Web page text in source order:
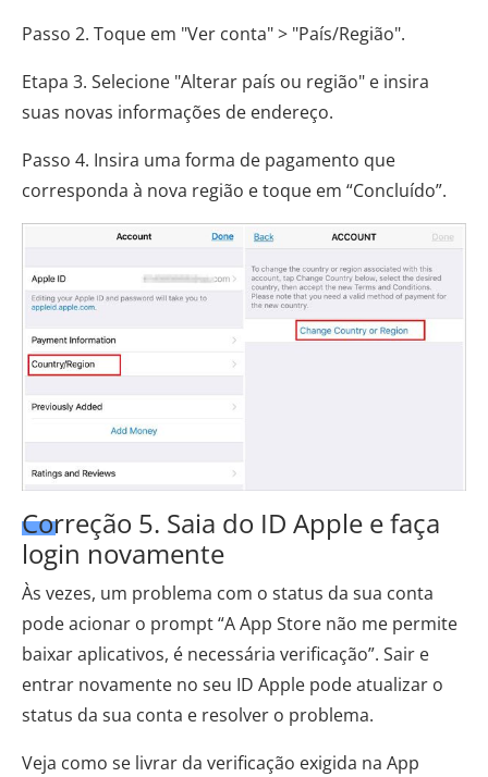
Passo 2. Toque em "Ver conta" > "País/Região".
Etapa 3. Selecione "Alterar país ou região" e insira
suas novas informações de endereço.
Passo 4. Insira uma forma de pagamento que
corresponda à nova região e toque em “Concluído”.
Correção 5. Saia do ID Apple e faça
login novamente
Às vezes, um problema com o status da sua conta
pode acionar o prompt “A App Store não me permite
baixar aplicativos, é necessária verificação”. Sair e
entrar novamente no seu ID Apple pode atualizar o
status da sua conta e resolver o problema.
Veja como se livrar da verificação exigida na App